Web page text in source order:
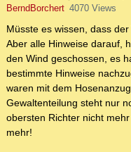
BerndBorchert 4070 Views
Müsste es wissen, dass
Aber alle Hinweise darauf,
den Wind geschossen, es
bestimmte Hinweise
waren mit dem
Gewaltenteilung steht nur
obersten Richter nicht
mehr!